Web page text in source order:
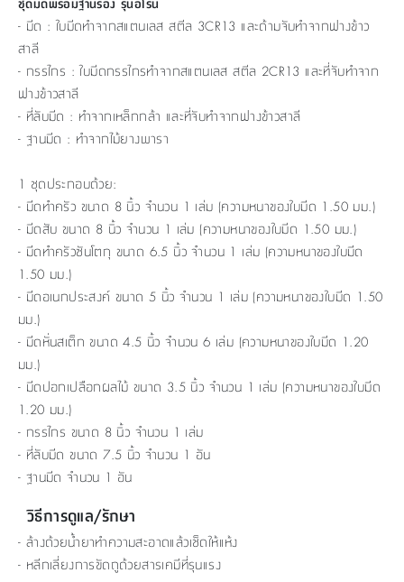
- มีด : ใบมีดทำจากสแตนเลส สตีล 3CR13 และด้ามจับทำจากฟางข้าว
สาลี
- กรรไกร : ใบมีดกรรไกรทำจากสแตนเลส สตีล 2CR13 และที่จับทำจาก
ฟางข้าวสาลี
- ที่ลับมีด : ทำจากเหล็กกล้า และที่จับทำจากฟางข้าวสาลี
- ฐานมีด : ทำจากไม้ยางพารา
1 ชุดประกอบด้วย:
- มีดทำครัว ขนาด 8 นิ้ว จำนวน 1 เล่ม (ความหนาของใบมีด 1.50 มม.)
- มีดสับ ขนาด 8 นิ้ว จำนวน 1 เล่ม (ความหนาของใบมีด 1.50 มม.)
- มีดทำครัวซันโตกุ ขนาด 6.5 นิ้ว จำนวน 1 เล่ม (ความหนาของใบมีด
1.50 มม.)
- มีดอเนกประสงค์ ขนาด 5 นิ้ว จำนวน 1 เล่ม (ความหนาของใบมีด 1.50
มม.)
- มีดหั่นสเต็ก ขนาด 4.5 นิ้ว จำนวน 6 เล่ม (ความหนาของใบมีด 1.20
มม.)
- มีดปอกเปลือกผลไม้ ขนาด 3.5 นิ้ว จำนวน 1 เล่ม (ความหนาของใบมีด
1.20 มม.)
- กรรไกร ขนาด 8 นิ้ว จำนวน 1 เล่ม
- ที่ลับมีด ขนาด 7.5 นิ้ว จำนวน 1 อัน
- ฐานมีด จำนวน 1 อัน
วิธีการดูแล/รักษา
- ล้างด้วยน้ำยาทำความสะอาดแล้วเช็ดให้แห้ง
- หลีกเลี่ยงการขัดถูด้วยสารเคมีที่รุนแรง